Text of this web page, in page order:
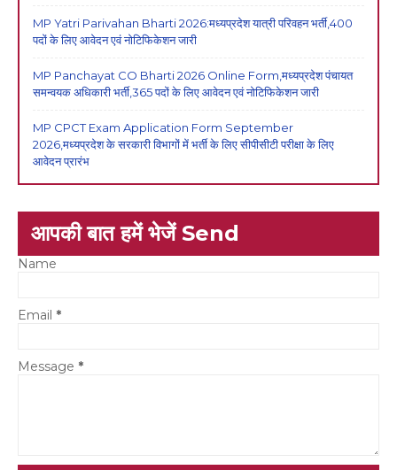
MP Yatri Parivahan Bharti 2026:मध्यप्रदेश यात्री परिवहन भर्ती,400
पदों के लिए आवेदन एवं नोटिफिकेशन जारी
MP Panchayat CO Bharti 2026 Online Form,मध्यप्रदेश पंचायत
समन्वयक अधिकारी भर्ती,365 पदों के लिए आवेदन एवं नोटिफिकेशन जारी
MP CPCT Exam Application Form September
2026,मध्यप्रदेश के सरकारी विभागों में भर्ती के लिए सीपीसीटी परीक्षा के लिए
आवेदन प्रारंभ
आपकी बात हमें भेजें Send
Name
Email *
Message *